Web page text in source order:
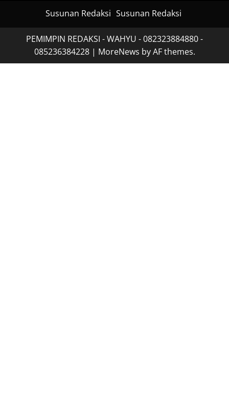
Susunan Redaksi Susunan Redaksi
PEMIMPIN REDAKSI - WAHYU - 082323884880 -
085236384228 | MoreNews by AF themes.